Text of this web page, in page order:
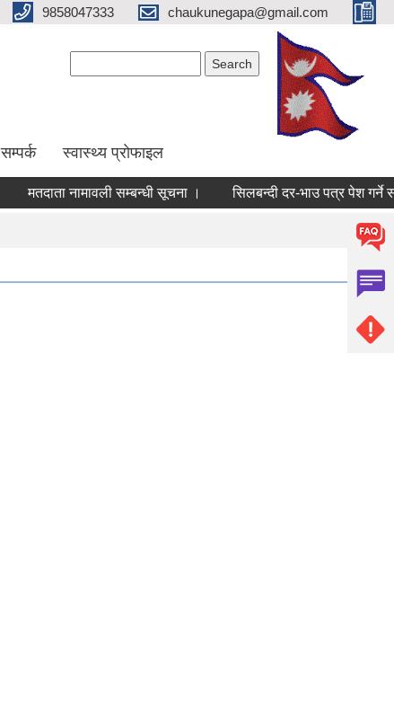
9858047333 chaukunegapa@gmail.com
सम्पर्क स्वास्थ्य प्राेफाइल
मतदाता नामावली सम्बन्धी सूचना । सिलबन्दी दर-भाउ पत्र पेश गर्ने